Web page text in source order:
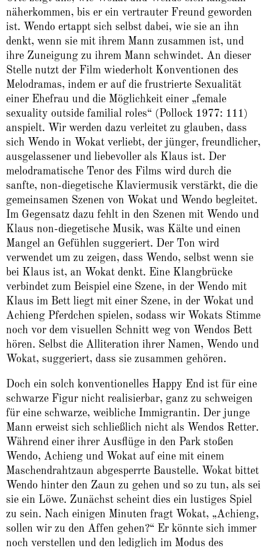
näherkommen, bis er ein vertrauter Freund geworden
ist. Wendo ertappt sich selbst dabei, wie sie an ihn
denkt, wenn sie mit ihrem Mann zusammen ist, und
ihre Zuneigung zu ihrem Mann schwindet. An dieser
Stelle nutzt der Film wiederholt Konventionen des
Melodramas, indem er auf die frustrierte Sexualität
einer Ehefrau und die Möglichkeit einer „female
sexuality outside familial roles“ (Pollock 1977: 111)
anspielt. Wir werden dazu verleitet zu glauben, dass
sich Wendo in Wokat verliebt, der jünger, freundlicher,
ausgelassener und liebevoller als Klaus ist. Der
melodramatische Tenor des Films wird durch die
sanfte, non-diegetische Klaviermusik verstärkt, die die
gemeinsamen Szenen von Wokat und Wendo begleitet.
Im Gegensatz dazu fehlt in den Szenen mit Wendo und
Klaus non-diegetische Musik, was Kälte und einen
Mangel an Gefühlen suggeriert. Der Ton wird
verwendet um zu zeigen, dass Wendo, selbst wenn sie
bei Klaus ist, an Wokat denkt. Eine Klangbrücke
verbindet zum Beispiel eine Szene, in der Wendo mit
Klaus im Bett liegt mit einer Szene, in der Wokat und
Achieng Pferdchen spielen, sodass wir Wokats Stimme
noch vor dem visuellen Schnitt weg von Wendos Bett
hören. Selbst die Alliteration ihrer Namen, Wendo und
Wokat, suggeriert, dass sie zusammen gehören.
Doch ein solch konventionelles Happy End ist für eine
schwarze Figur nicht realisierbar, ganz zu schweigen
für eine schwarze, weibliche Immigrantin. Der junge
Mann erweist sich schließlich nicht als Wendos Retter.
Während einer ihrer Ausflüge in den Park stoßen
Wendo, Achieng und Wokat auf eine mit einem
Maschendrahtzaun abgesperrte Baustelle. Wokat bittet
Wendo hinter den Zaun zu gehen und so zu tun, als sei
sie ein Löwe. Zunächst scheint dies ein lustiges Spiel
zu sein. Nach einigen Minuten fragt Wokat, „Achieng,
sollen wir zu den Affen gehen?“ Er könnte sich immer
noch verstellen und den lediglich im Modus des